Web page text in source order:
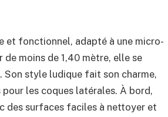
et fonctionnel, adapté à une micro-
moins de 1,40 mètre, elle se
Son style ludique fait son charme,
les coques latérales. À bord,
des surfaces faciles à nettoyer et